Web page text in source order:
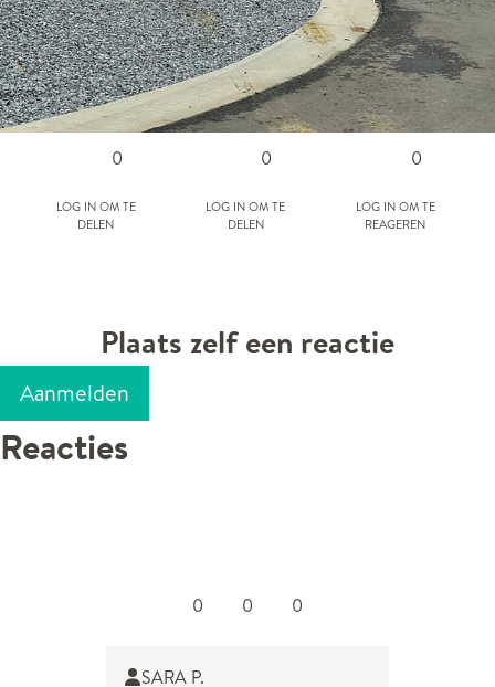
0
Log in om te
delen
0
Log in om te
delen
0
Log in om te
reageren
Plaats zelf een reactie
Aanmelden
Reacties
0 0 0
SARA P.